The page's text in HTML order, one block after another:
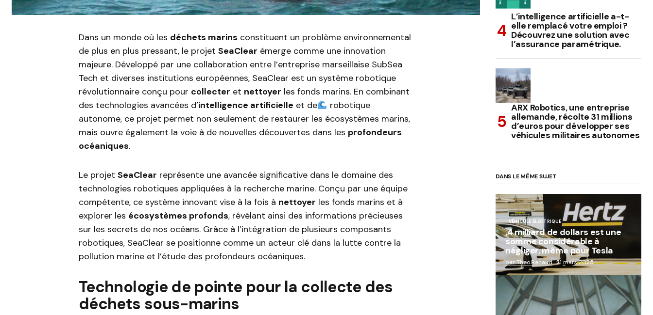
Dans un monde où les déchets marins constituent un problème environnemental
de plus en plus pressant, le projet SeaClear émerge comme une innovation
majeure. Développé par une collaboration entre l’entreprise marseillaise SubSea
Tech et diverses institutions européennes, SeaClear est un système robotique
révolutionnaire conçu pour collecter et nettoyer les fonds marins. En combinant
des technologies avancées d’intelligence artificielle et de
robotique
autonome, ce projet permet non seulement de restaurer les écosystèmes marins,
mais ouvre également la voie à de nouvelles découvertes dans les profondeurs
océaniques.
Le projet SeaClear représente une avancée significative dans le domaine des
technologies robotiques appliquées à la recherche marine. Conçu par une équipe
compétente, ce système innovant vise à la fois à nettoyer les fonds marins et à
explorer les écosystèmes profonds, révélant ainsi des informations précieuses
sur les secrets de nos océans. Grâce à l’intégration de plusieurs composants
robotiques, SeaClear se positionne comme un acteur clé dans la lutte contre la
pollution marine et l’étude des profondeurs océaniques.
Technologie de pointe pour la collecte des
déchets sous-marins
L’intelligence artificielle a-t-
elle remplacé votre emploi ?
Découvrez une solution avec
l’assurance paramétrique.
ARX Robotics, une entreprise
allemande, récolte 31 millions
d’euros pour développer ses
véhicules militaires autonomes
DANS LE MÊME SUJET
VÉHICULE ÉLECTRIQUE
,4 milliard de dollars est une
somme considérable à
négliger, même pour Tesla
par Theo.Renaud 21 mars 2025